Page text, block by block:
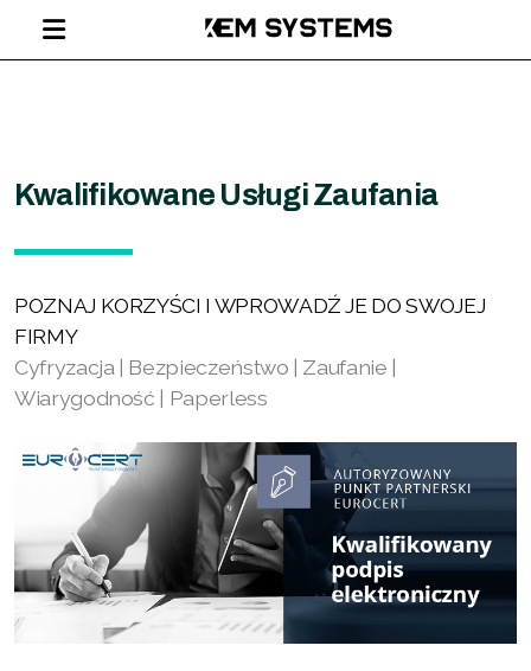
Kwalifikowane Usługi Zaufania
POZNAJ KORZYŚCI I WPROWADŹ JE DO SWOJEJ
FIRMY
Cyfryzacja | Bezpieczeństwo | Zaufanie |
Wiarygodność | Paperless